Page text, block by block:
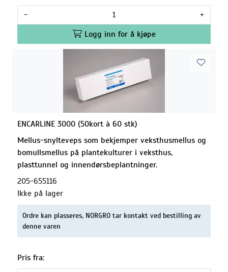
-
+
Logg inn for å kjøpe
ENCARLINE 3000 (50kort à 60 stk)
Mellus-snylteveps som bekjemper veksthusmellus og
bomullsmellus på plantekulturer i veksthus,
plasttunnel og innendørsbeplantninger.
205-655116
Ikke på lager
Ordre kan plasseres, NORGRO tar kontakt ved bestilling av
denne varen
Pris fra: